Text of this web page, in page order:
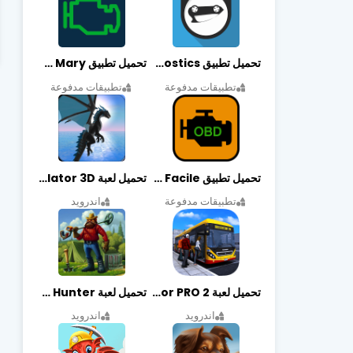
تحميل تطبيق OBDeleven Car Diagnostics مهكر أخر إصدار
تطبيقات مدفوعة
تحميل تطبيق Obd Mary مهكر أخر إصدار
تطبيقات مدفوعة
تحميل تطبيق EOBD Facile مهكر أخر إصدار
تطبيقات مدفوعة
تحميل لعبة Dragon Simulator 3D مهكرة أخر إصدار
اندرويد
تحميل لعبة Bus Simulator PRO 2 مهكرة أخر إصدار
اندرويد
تحميل لعبة Treasure Hunter مهكرة أخر إصدار
اندرويد